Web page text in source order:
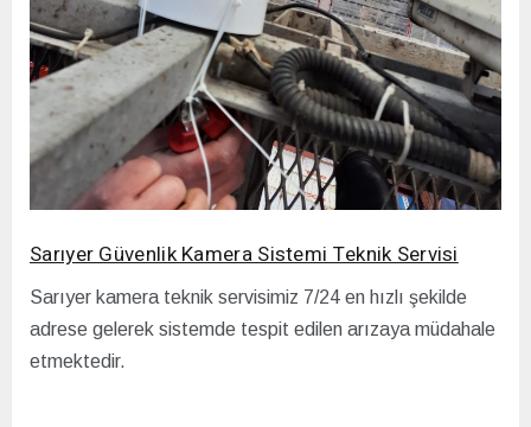
Sarıyer Güvenlik Kamera Sistemi Teknik Servisi
Sarıyer kamera teknik servisimiz 7/24 en hızlı şekilde
adrese gelerek sistemde tespit edilen arızaya müdahale
etmektedir.